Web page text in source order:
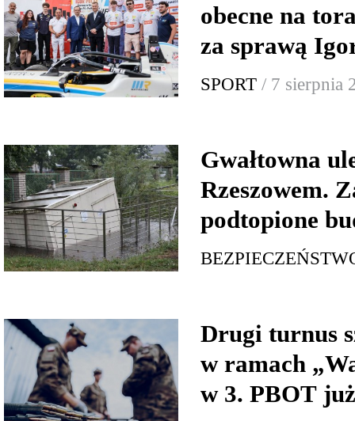
obecne na
za sprawą
SPORT / 7 sierpnia
Gwałtowna
Rzeszowem.
podtopione
Drugi turnus
w ramach
w 3. PBOT